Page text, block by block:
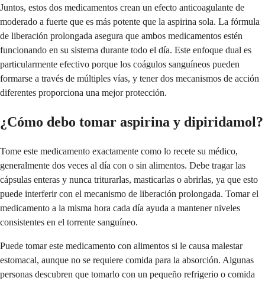
Juntos, estos dos medicamentos crean un efecto anticoagulante de
moderado a fuerte que es más potente que la aspirina sola. La fórmula
de liberación prolongada asegura que ambos medicamentos estén
funcionando en su sistema durante todo el día. Este enfoque dual es
particularmente efectivo porque los coágulos sanguíneos pueden
formarse a través de múltiples vías, y tener dos mecanismos de acción
diferentes proporciona una mejor protección.
¿Cómo debo tomar aspirina y dipiridamol?
Tome este medicamento exactamente como lo recete su médico,
generalmente dos veces al día con o sin alimentos. Debe tragar las
cápsulas enteras y nunca triturarlas, masticarlas o abrirlas, ya que esto
puede interferir con el mecanismo de liberación prolongada. Tomar el
medicamento a la misma hora cada día ayuda a mantener niveles
consistentes en el torrente sanguíneo.
Puede tomar este medicamento con alimentos si le causa malestar
estomacal, aunque no se requiere comida para la absorción. Algunas
personas descubren que tomarlo con un pequeño refrigerio o comida